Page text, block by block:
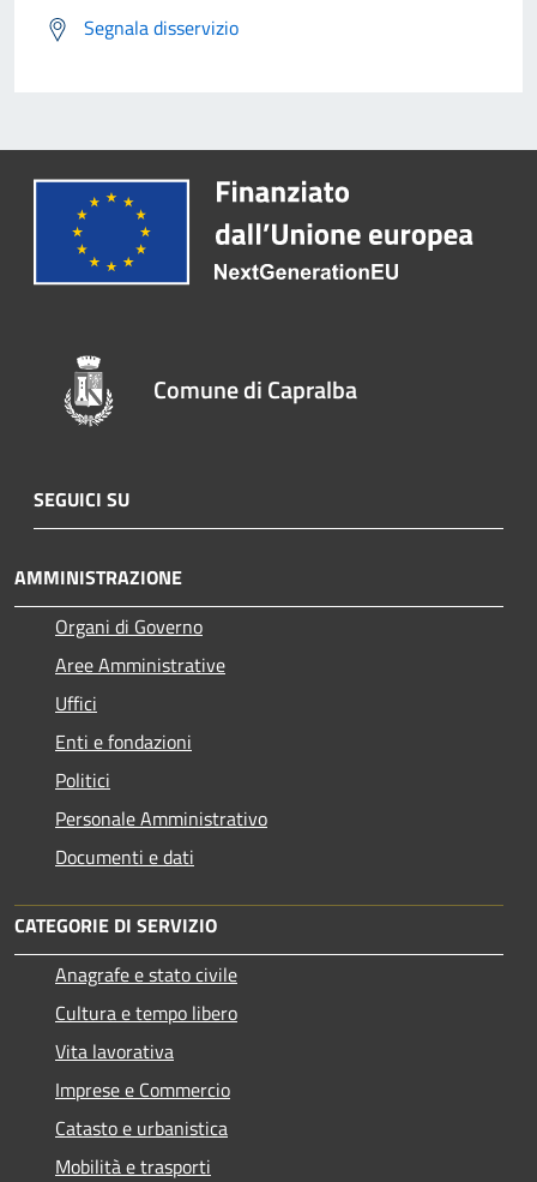
Segnala disservizio
Comune di Capralba
SEGUICI SU
AMMINISTRAZIONE
Organi di Governo
Aree Amministrative
Uffici
Enti e fondazioni
Politici
Personale Amministrativo
Documenti e dati
CATEGORIE DI SERVIZIO
Anagrafe e stato civile
Cultura e tempo libero
Vita lavorativa
Imprese e Commercio
Catasto e urbanistica
Mobilità e trasporti